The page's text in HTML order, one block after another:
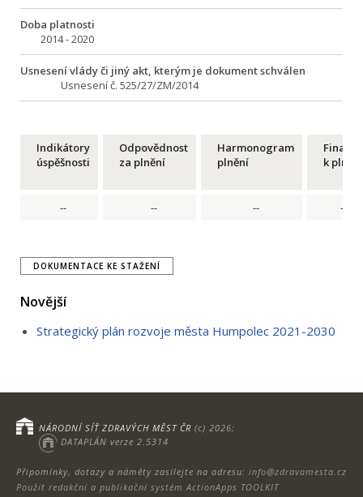
Doba platnosti
2014 - 2020
Usnesení vlády či jiný akt, kterým je dokument schválen
Usnesení č. 525/27/ZM/2014
Indikátory
úspěšnosti
Odpovědnost
za plnění
Harmonogram
plnění
Finance
k plnění
-- -- -- --
DOKUMENTACE KE STAŽENÍ
Novější
Strategický plán rozvoje města Humpolec 2021-2030
Připomínky, dotazy a náměty zasílejte na adresu: info@zdravamesta.cz
Použit redakční a publikační systém ActionApps TOOLKIT
NÁRODNÍ SÍŤ ZDRAVÝCH MĚST ČR (c) 2026;
DATAPLÁN verze 2.5314